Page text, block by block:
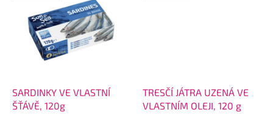
SARDINKY VE VLASTNÍ
ŠŤÁVĚ, 120g
TRESČÍ JÁTRA UZENÁ VE
VLASTNÍM OLEJI, 120 g